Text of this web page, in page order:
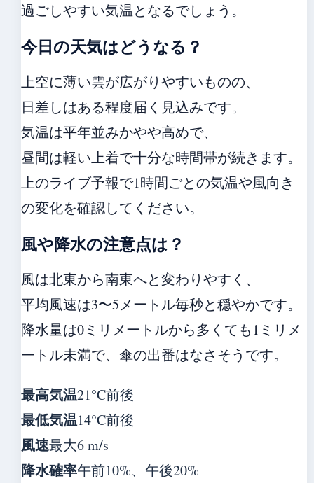
過ごしやすい気温となるでしょう。
今日の天気はどうなる？
上空に薄い雲が広がりやすいものの、
日差しはある程度届く見込みです。
気温は平年並みかやや高めで、
昼間は軽い上着で十分な時間帯が続きます。
上のライブ予報で1時間ごとの気温や風向き
の変化を確認してください。
風や降水の注意点は？
風は北東から南東へと変わりやすく、
平均風速は3〜5メートル毎秒と穏やかです。
降水量は0ミリメートルから多くても1ミリメ
ートル未満で、傘の出番はなさそうです。
最高気温21°C前後
最低気温14°C前後
風速最大6 m/s
降水確率午前10%、午後20%